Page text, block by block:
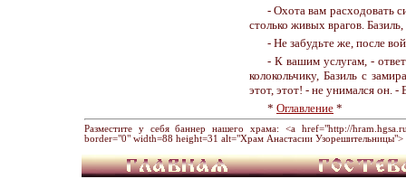
- Охота вам расходовать
столько живых врагов.
- Не забудьте же, после
- К вашим услугам, -
колокольчику, Базиль с
этот, этот! - не унимался он. -
* Оглавление *
Разместите у себя баннер нашего храма: <a href="http://
border="0" width=88 height=31 alt="Храм Анастасии Узорешительницы">